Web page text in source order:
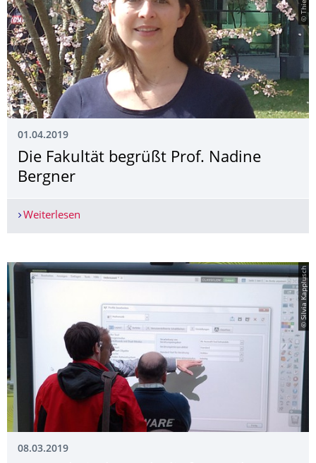
01.04.2019
Die Fakultät begrüßt Prof. Nadine
Bergner
Weiterlesen
© Silvia Kapplusch
08.03.2019